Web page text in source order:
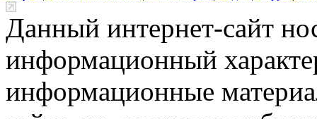
Данный интернет-сайт
информационный
информационные